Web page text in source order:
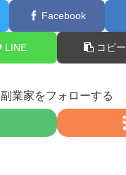
Facebook
LINE コピー
副業家をフォローする